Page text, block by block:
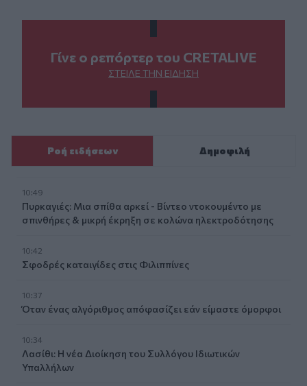
Γίνε ο ρεπόρτερ του CRETALIVE
ΣΤΕΊΛΕ ΤΗΝ ΕΊΔΗΣΗ
Ροή ειδήσεων Δημοφιλή
10:49
Πυρκαγιές: Μια σπίθα αρκεί - Βίντεο ντοκουμέντο με
σπινθήρες & μικρή έκρηξη σε κολώνα ηλεκτροδότησης
10:42
Σφοδρές καταιγίδες στις Φιλιππίνες
10:37
Όταν ένας αλγόριθμος απόφασίζει εάν είμαστε όμορφοι
10:34
Λασίθι: Η νέα Διοίκηση του Συλλόγου Ιδιωτικών
Υπαλλήλων